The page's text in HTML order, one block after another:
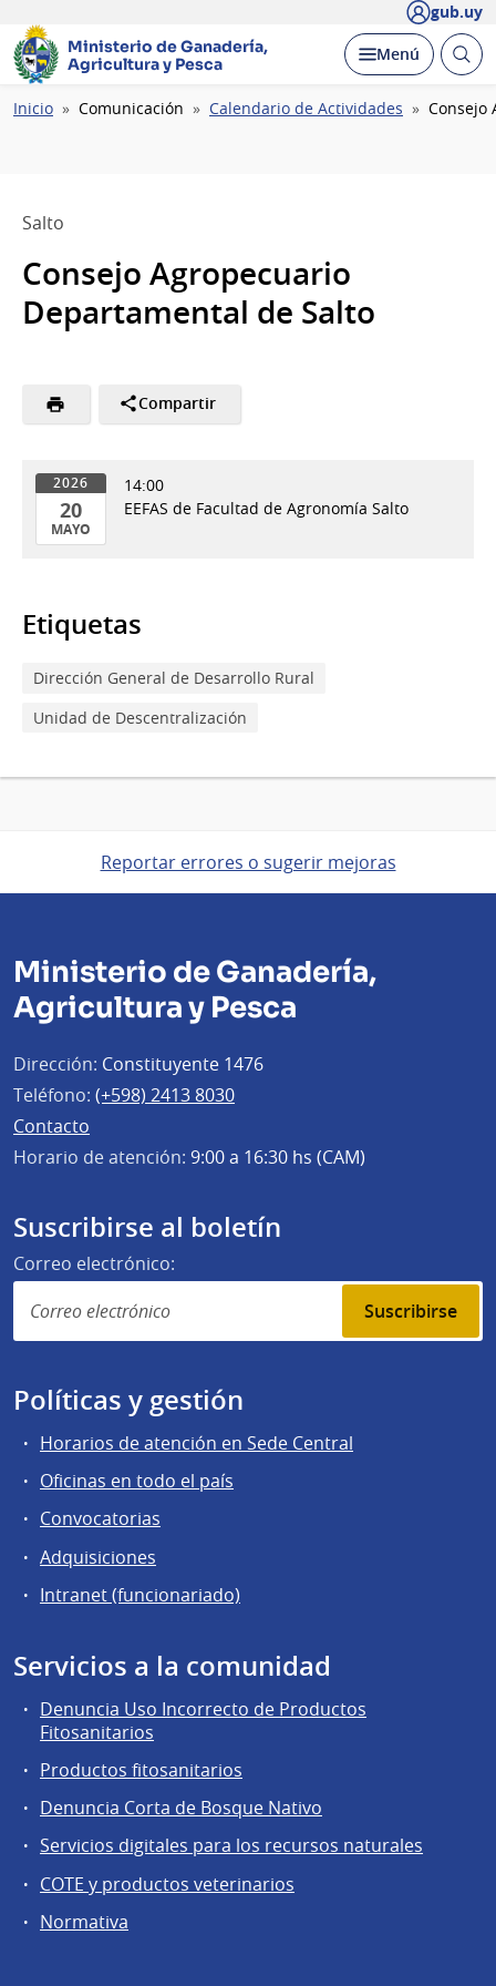
gub.uy
Ministerio de Ganadería,
Agricultura y Pesca
Desplegar
Menú Abrir
Ruta
Inicio Comunicación Calendario de Actividades Consejo
Salto
Consejo Agropecuario
Departamental de Salto
Compartir
2026
20
MAYO
Mayo
del
14:00
EEFAS de Facultad de Agronomía Salto
Etiquetas
Dirección General de Desarrollo Rural
Unidad de Descentralización
Reportar errores o sugerir mejoras
Ministerio de Ganadería,
Agricultura y Pesca
Dirección: Constituyente 1476
Teléfono: (+598) 2413 8030
Contacto
Horario de atención: 9:00 a 16:30 hs (CAM)
Suscribirse al boletín
Correo electrónico:
Suscribirse
Políticas y gestión
Horarios de atención en Sede Central
Oficinas en todo el país
Convocatorias
Adquisiciones
Intranet (funcionariado)
Servicios a la comunidad
Denuncia Uso Incorrecto de Productos
Fitosanitarios
Productos fitosanitarios
Denuncia Corta de Bosque Nativo
Servicios digitales para los recursos naturales
COTE y productos veterinarios
Normativa